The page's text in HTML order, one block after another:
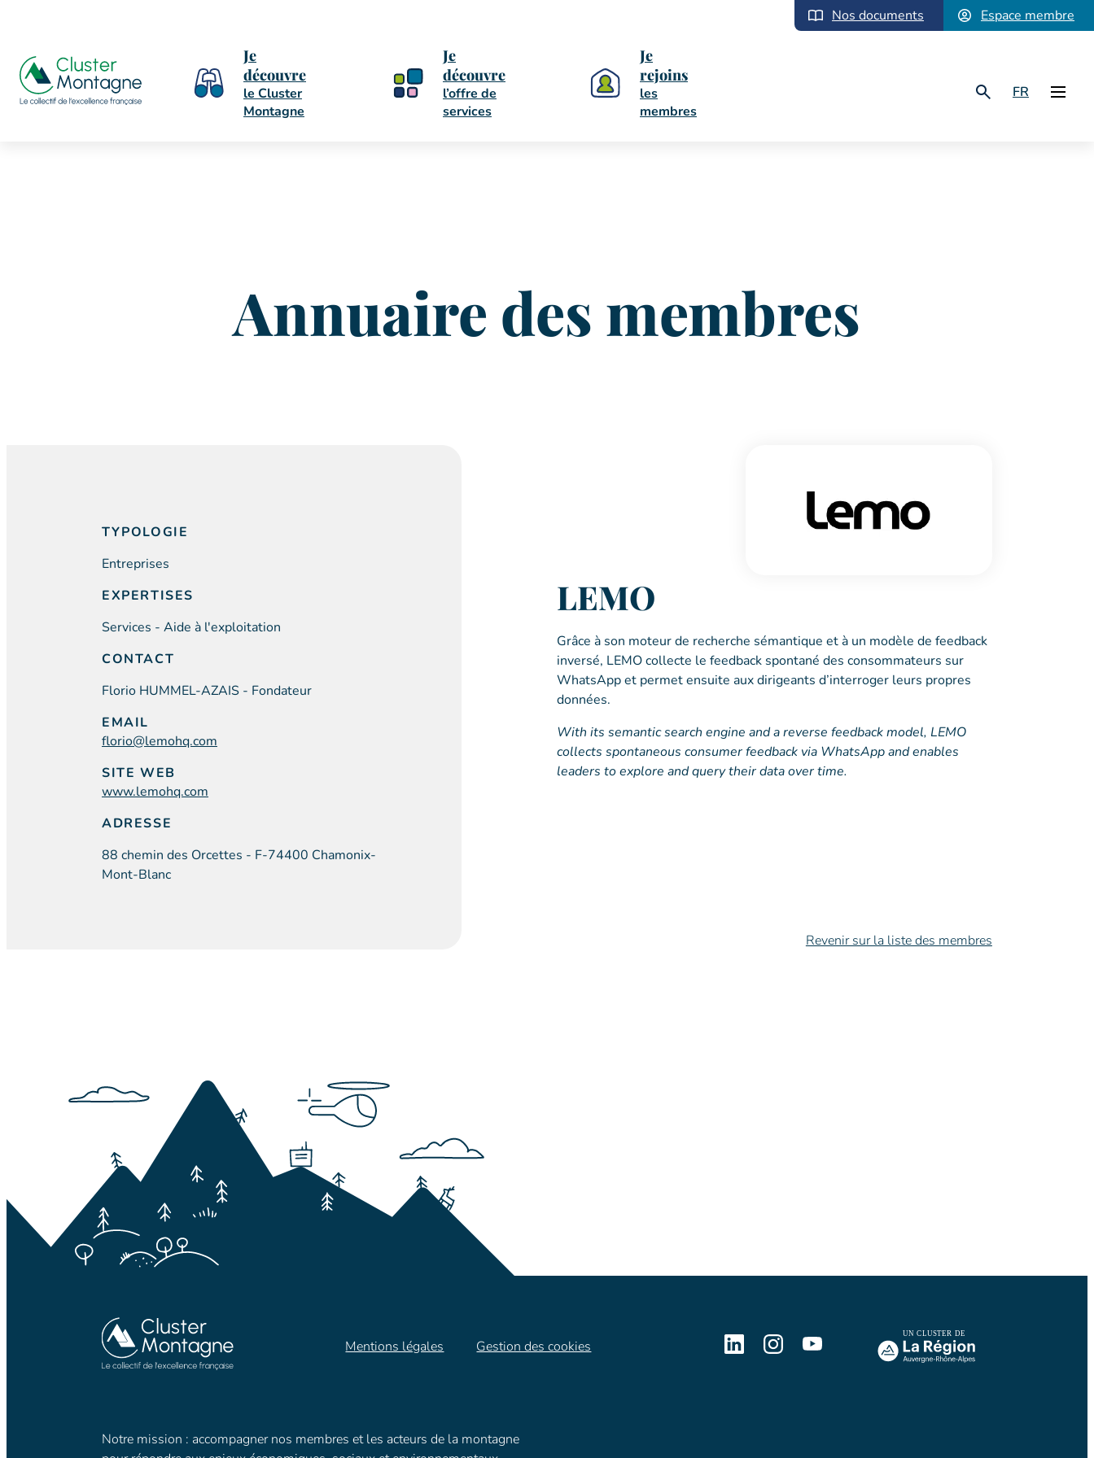
Nos documents Espace membre
Je
découvre
le Cluster
Montagne
Je
découvre
l’offre de
services
Je
rejoins
les
membres
FR
Annuaire des membres
TYPOLOGIE
Entreprises
EXPERTISES
Services - Aide à l'exploitation
CONTACT
Florio HUMMEL-AZAIS - Fondateur
EMAIL
florio@lemohq.com
SITE WEB
www.lemohq.com
ADRESSE
88 chemin des Orcettes - F-74400 Chamonix-
Mont-Blanc
LEMO
Grâce à son moteur de recherche sémantique et à un modèle de feedback
inversé, LEMO collecte le feedback spontané des consommateurs sur
WhatsApp et permet ensuite aux dirigeants d’interroger leurs propres
données.
With its semantic search engine and a reverse feedback model, LEMO
collects spontaneous consumer feedback via WhatsApp and enables
leaders to explore and query their data over time.
Revenir sur la liste des membres
Mentions légales Gestion des cookies
Notre mission : accompagner nos membres et les acteurs de la montagne